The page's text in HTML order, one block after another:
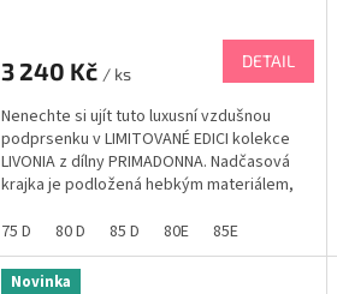
3 240 Kč / ks
DETAIL
Nenechte si ujít tuto luxusní vzdušnou
podprsenku v LIMITOVANÉ EDICI kolekce
LIVONIA z dílny PRIMADONNA. Nadčasová
krajka je podložená hebkým materiálem,
luxusu. Střih pozvedává poprsí nahoru a ze
stran na střed. Pevná ramínka a
nevyztužené košíčky s...
75 D 80 D 85 D 80E 85E
Novinka